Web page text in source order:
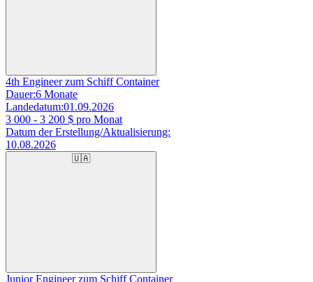
4th Engineer zum Schiff Container
Dauer:6 Monate
Landedatum:01.09.2026
3 000 - 3 200 $ pro Monat
Datum der Erstellung/Aktualisierung:
10.08.2026
🇺🇦
Junior Engineer zum Schiff Container